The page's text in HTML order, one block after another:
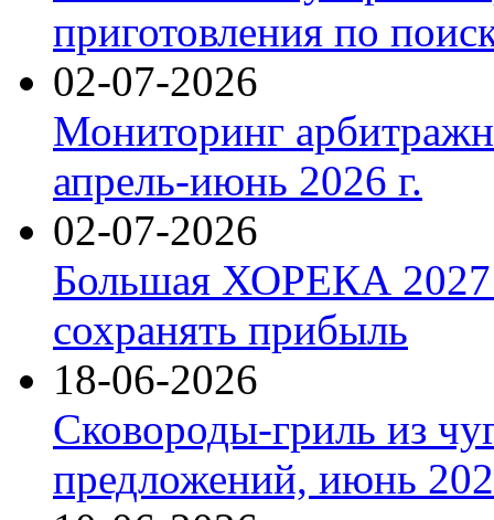
приготовления по
02-07-2026
Мониторинг
апрель-июнь 2026 г.
02-07-2026
Большая ХОРЕКА 2027:
сохранять прибыль
18-06-2026
Сковороды-гриль из
предложений, июнь